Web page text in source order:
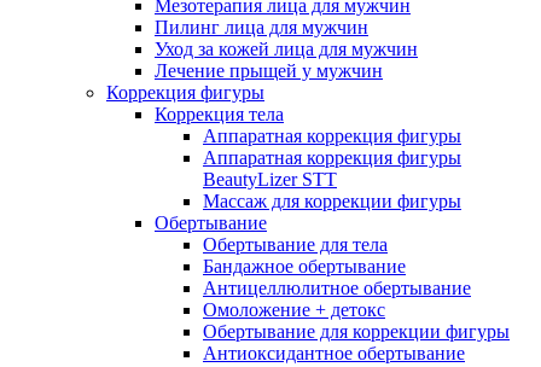
Мезотерапия лица для мужчин
Пилинг лица для мужчин
Уход за кожей лица для мужчин
Лечение прыщей у мужчин
Коррекция фигуры
Коррекция тела
Аппаратная коррекция фигуры
Аппаратная коррекция фигуры
BeautyLizer STT
Массаж для коррекции фигуры
Обертывание
Обертывание для тела
Бандажное обертывание
Антицеллюлитное обертывание
Омоложение + детокс
Обертывание для коррекции фигуры
Антиоксидантное обертывание